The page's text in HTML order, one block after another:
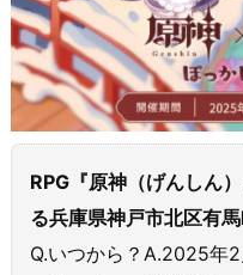
RPG『原神（げんしん
る兵庫県神戸市北区有
Q.いつから？A.2025年